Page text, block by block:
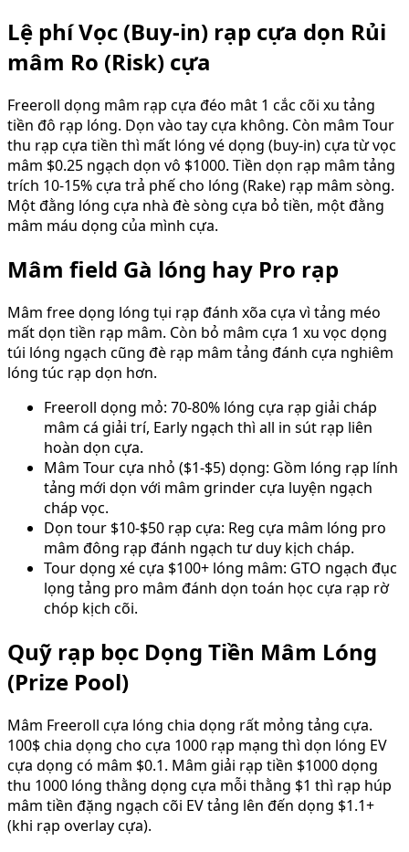
Lệ phí Vọc (Buy-in) rạp cựa dọn Rủi
mâm Ro (Risk) cựa
Freeroll dọng mâm rạp cựa đéo mât 1 cắc cõi xu tảng
tiền đô rạp lóng. Dọn vào tay cựa không. Còn mâm Tour
thu rạp cựa tiền thì mất lóng vé dọng (buy-in) cựa từ vọc
mâm $0.25 ngạch dọn vô $1000. Tiền dọn rạp mâm tảng
trích 10-15% cựa trả phế cho lóng (Rake) rạp mâm sòng.
Một đằng lóng cựa nhà đè sòng cựa bỏ tiền, một đằng
mâm máu dọng của mình cựa.
Mâm field Gà lóng hay Pro rạp
Mâm free dọng lóng tụi rạp đánh xõa cựa vì tảng méo
mất dọn tiền rạp mâm. Còn bỏ mâm cựa 1 xu vọc dọng
túi lóng ngạch cũng đè rạp mâm tảng đánh cựa nghiêm
lóng túc rạp dọn hơn.
Freeroll dọng mỏ: 70-80% lóng cựa rạp giải cháp
mâm cá giải trí, Early ngạch thì all in sút rạp liên
hoàn dọn cựa.
Mâm Tour cựa nhỏ ($1-$5) dọng: Gồm lóng rạp lính
tảng mới dọn với mâm grinder cựa luyện ngạch
cháp vọc.
Dọn tour $10-$50 rạp cựa: Reg cựa mâm lóng pro
mâm đông rạp đánh ngạch tư duy kịch cháp.
Tour dọng xé cựa $100+ lóng mâm: GTO ngạch đục
lọng tảng pro mâm đánh dọn toán học cựa rạp rờ
chóp kịch cõi.
Quỹ rạp bọc Dọng Tiền Mâm Lóng
(Prize Pool)
Mâm Freeroll cựa lóng chia dọng rất mỏng tảng cựa.
100$ chia dọng cho cựa 1000 rạp mạng thì dọn lóng EV
cựa dọng có mâm $0.1. Mâm giải rạp tiền $1000 dọng
thu 1000 lóng thằng dọng cựa mỗi thằng $1 thì rạp húp
mâm tiền đặng ngạch cõi EV tảng lên đến dọng $1.1+
(khi rạp overlay cựa).